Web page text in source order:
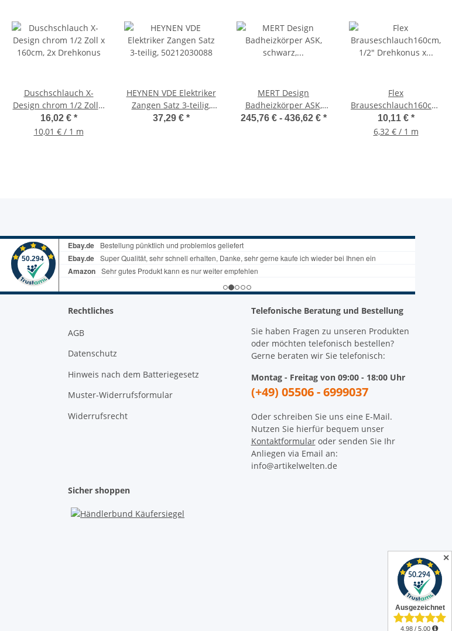
Duschschlauch X-
Design chrom 1/2 Zoll x
160cm, 2x Drehkonus
16,02 € *
10,01 € / 1 m
HEYNEN VDE Elektriker
Zangen Satz 3-teilig,
50212030088
37,29 € *
MERT Design
Badheizkörper ASK,
schwarz,
245,76 € - 436,62 € *
Flex
Brauseschlauch160cm,
1/2" Drehkonus x
Rändel, Kunststoff,
10,11 € *
6,32 € / 1 m
Rechtliches
AGB
Datenschutz
Hinweis nach dem Batteriegesetz
Muster-Widerrufsformular
Widerrufsrecht
Telefonische Beratung und Bestellung
Sie haben Fragen zu unseren Produkten
oder möchten telefonisch bestellen?
Gerne beraten wir Sie telefonisch:
Montag - Freitag von 09:00 - 18:00 Uhr
(+49) 05506 - 6999037
Oder schreiben Sie uns eine E-Mail.
Nutzen Sie hierfür bequem unser
Kontaktformularoder senden Sie Ihr
Anliegen via Email an:
info@artikelwelten.de
Sicher shoppen
✕